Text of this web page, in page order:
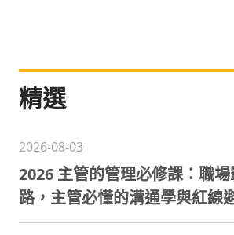
精選
2026-08-03
2026 主管的管理必修課：職
路，主管必懂的溝通學與紅線